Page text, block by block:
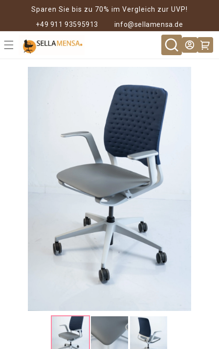
Sparen Sie bis zu 70% im Vergleich zur UVP!
+49 911 93595913
info@sellamensa.de